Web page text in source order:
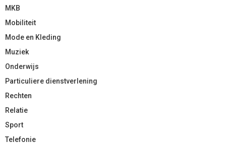
MKB
Mobiliteit
Mode en Kleding
Muziek
Onderwijs
Particuliere dienstverlening
Rechten
Relatie
Sport
Telefonie